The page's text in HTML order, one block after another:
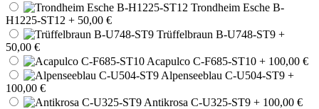
Trondheim Esche B-
H1225-ST12 + 50,00 €
Trüffelbraun B-U748-ST9 +
50,00 €
Acapulco C-F685-ST10 + 100,00 €
Alpenseeblau C-U504-ST9 +
100,00 €
Antikrosa C-U325-ST9 + 100,00 €